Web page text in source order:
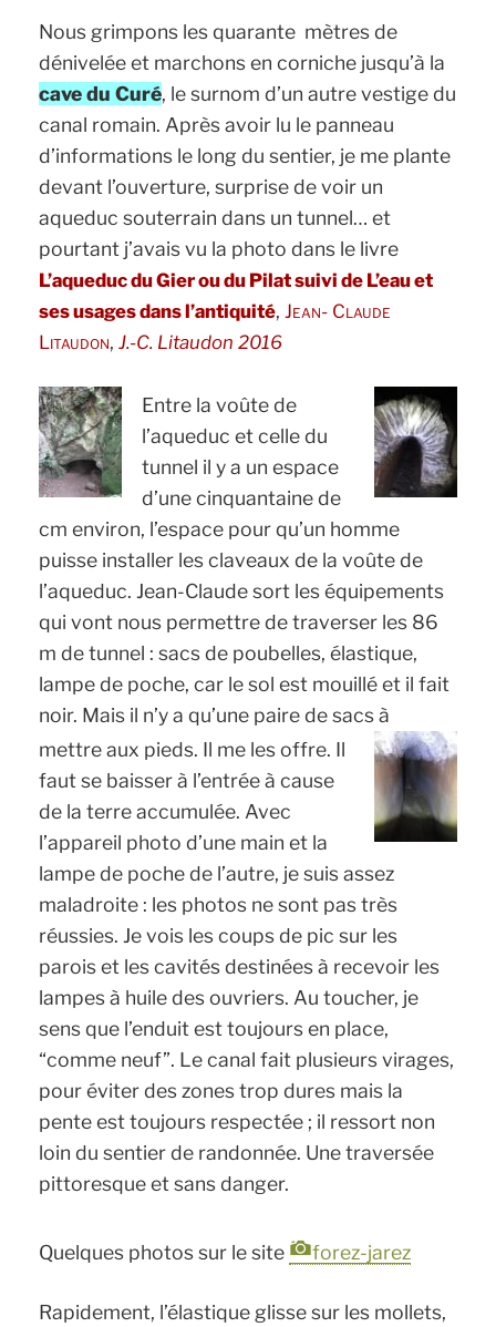
Nous grimpons les quarante mètres de
dénivelée et marchons en corniche jusqu’à la
cave du Curé, le surnom d’un autre vestige du
canal romain. Après avoir lu le panneau
d’informations le long du sentier, je me plante
devant l’ouverture, surprise de voir un
aqueduc souterrain dans un tunnel… et
pourtant j’avais vu la photo dans le livre
L’aqueduc du Gier ou du Pilat suivi de L’eau et
ses usages dans l’antiquité,Jean- Claude
Litaudon,J.-C. Litaudon 2016
Entre la voûte de
l’aqueduc et celle du
tunnel il y a un espace
d’une cinquantaine de
cm environ, l’espace pour qu’un homme
puisse installer les claveaux de la voûte de
l’aqueduc. Jean-Claude sort les équipements
qui vont nous permettre de traverser les 86
m de tunnel : sacs de poubelles, élastique,
lampe de poche, car le sol est mouillé et il fait
noir. Mais il n’y a qu’une paire de sacs à
mettre aux pieds. Il me les offre. Il
faut se baisser à l’entrée à cause
de la terre accumulée. Avec
l’appareil photo d’une main et la
lampe de poche de l’autre, je suis assez
maladroite : les photos ne sont pas très
réussies. Je vois les coups de pic sur les
parois et les cavités destinées à recevoir les
lampes à huile des ouvriers. Au toucher, je
sens que l’enduit est toujours en place,
“comme neuf”. Le canal fait plusieurs virages,
pour éviter des zones trop dures mais la
pente est toujours respectée ; il ressort non
loin du sentier de randonnée. Une traversée
pittoresque et sans danger.
Quelques photos sur le site forez-jarez
Rapidement, l’élastique glisse sur les mollets,